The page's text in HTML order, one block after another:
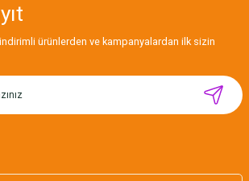
BAHAR
ürünlerden ve kampanyalardan ilk sizin